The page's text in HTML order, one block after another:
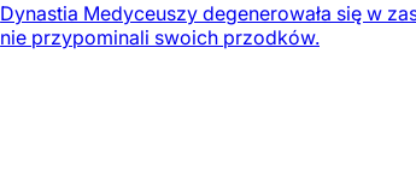
Dynastia Medyceuszy degenerowała się w
nie przypominali swoich przodków.